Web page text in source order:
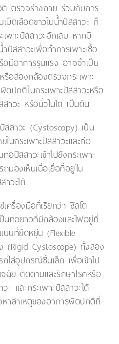
ติ ตรวจร่างกาย ร่วมกับการ
ดเลือดขาวในน้ำปัสสาวะ ก็
เพาะปัสสาวะอักเสบ หากมี
สสาวะเพื่อทำการเพาะเชื้อ
มีอาการรุนแรง อาจจำเป็น
อส่องกล้องตรวจกระเพาะ
ดปกติในกระเพาะปัสสาวะหรือ
าวะ หรือนิ่วในไต เป็นต้น
สสาวะ (Cystoscopy) เป็น
นกระเพาะปัสสาวะและท่อ
ปัสสาวะเข้าไปยังกระเพาะ
มองเห็นเนื้อเยื่อที่อยู่ใน
าวะได้
เครื่องมือที่เรียกว่า ซิสโต
นท่อยาวที่มีกล้องและไฟอยู่ที่
บที่ยืดหยุ่น (Flexible
(Rigid Cystoscope) ทั้งสอง
ใส่อุปกรณ์ชิ้นเล็ก เพื่อเข้าไป
ฉัย ติดตามและรักษาโรคหรือ
และกระเพาะปัสสาวะได้
าสาเหตุของอาการผิดปกติที่